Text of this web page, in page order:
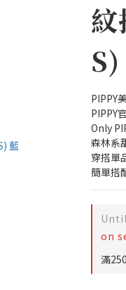
PIPPY
PIPPY
Only
森林系
穿搭單
簡單搭
Until
on
滿